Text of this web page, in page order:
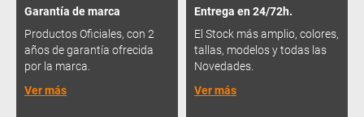
Garantía de marca
Productos Oficiales, con 2
años de garantía ofrecida
por la marca.
Ver más
Entrega en 24/72h.
El Stock más amplio, colores,
tallas, modelos y todas las
Novedades.
Ver más